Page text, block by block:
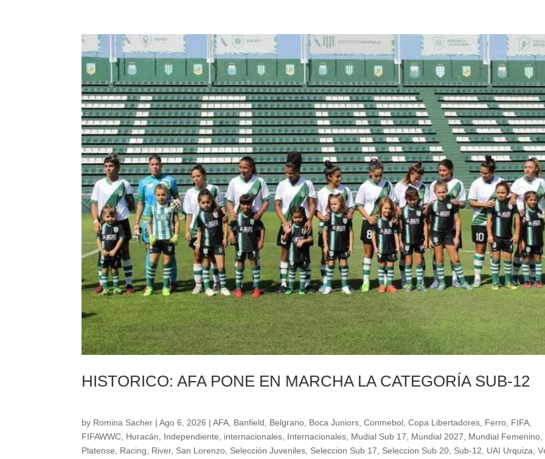
HISTORICO: AFA PONE EN MARCHA LA CATEGORÍA SUB-12
by Romina Sacher |Ago 6, 2026 |AFA, Banfield, Belgrano, Boca Juniors,Conmebol,Copa Libertadores, Ferro, FIFA,
FIFAWWC, Huracán, Independiente, internacionales, Internacionales, Mudial Sub 17, Mundial 2027, Mundial Femenino,
Platense, Racing, River, San Lorenzo, Selección Juveniles, Seleccion Sub 17, Seleccion Sub 20, Sub-12, UAI Urquiza,